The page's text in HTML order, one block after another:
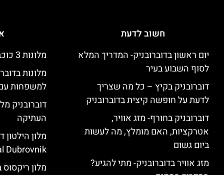
חשוב לדעת
יום ראשון בדוברובניק- המדריך המלא
לסוף השבוע בעיר
דוברובניק בקיץ – כל מה שצריך
לדעת על חופשה קיצית בדוברובניק
דוברובניק בחורף- מזג אוויר,
אטרקציות, האם מומלץ, מה לעשות
ביום גשום
מזג אוויר בדוברובניק- מתי להגיע?
מלונות 3 כוכבים זולים בדוברובניק
מלונות
למשפחות
דוברובניק
העתיקה
Dubrovnik)